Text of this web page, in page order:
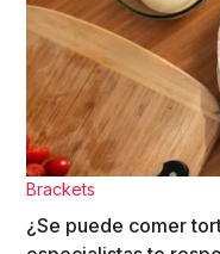
Brackets
¿Se puede comer